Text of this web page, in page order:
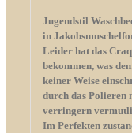
Jugendstil
in
Leider hat das
bekommen, was
keiner Weise
durch das Polieren
verringern
Im Perfekten